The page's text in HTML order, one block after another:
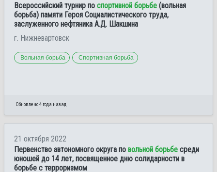
Всероссийский турнир по спортивной борьбе (вольная
борьба) памяти Героя Социалистического труда,
заслуженного нефтяника А.Д. Шакшина
г. Нижневартовск
Вольная борьба Спортивная борьба
Обновлено 4 года назад
21 октября 2022
Первенство автономного округа по вольной борьбе среди
юношей до 14 лет, посвященное дню солидарности в
борьбе с терроризмом